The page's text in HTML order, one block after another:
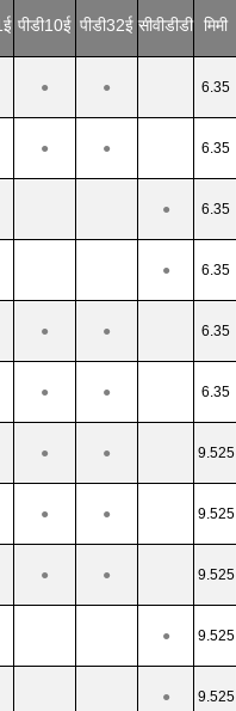
पीडी10ई पीडी32ई सीवीडीडी मिमी
● ● 6.35
● ● 6.35
● 6.35
● 6.35
● ● 6.35
● ● 6.35
● ● 9.525
● ● 9.525
● ● 9.525
● 9.525
● 9.525